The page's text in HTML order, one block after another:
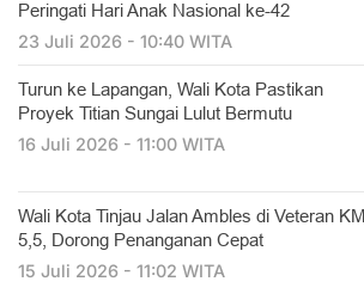
Peringati Hari Anak Nasional ke-42
23 Juli 2026 - 10:40 WITA
Turun ke Lapangan, Wali Kota Pastikan
Proyek Titian Sungai Lulut Bermutu
16 Juli 2026 - 11:00 WITA
​Wali Kota Tinjau Jalan Ambles di Veteran KM
5,5, Dorong Penanganan Cepat
15 Juli 2026 - 11:02 WITA